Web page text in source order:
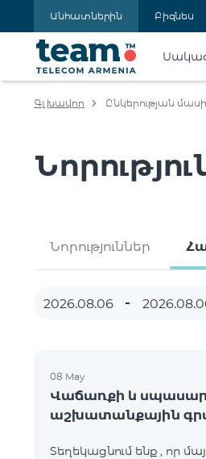
Անհատներին Բիզնես
Գլխավոր Ընկերության
Նորություններ
08 May
Վաճառքի և
աշխատանքային
Տեղեկացնում ենք , որ